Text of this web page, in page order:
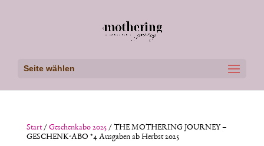
Seite wählen
Start/ Geschenkabo 2025/ THE MOTHERING JOURNEY –
GESCHENK-ABO *4 Ausgaben ab Herbst 2025